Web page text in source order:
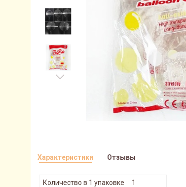
Характеристики
Количество в 1 упаковке
1
Отзывы